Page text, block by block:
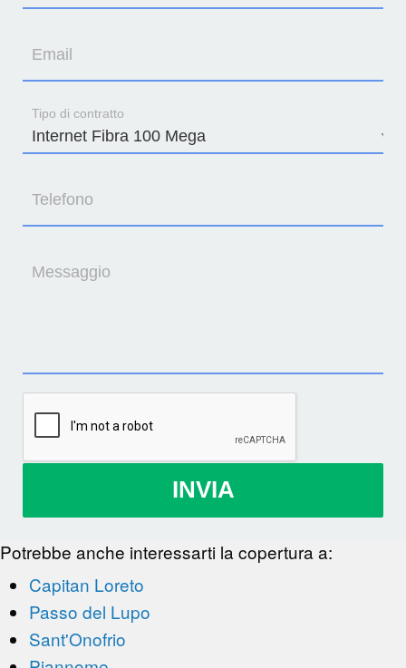
Email
Tipo di contratto
Telefono
Messaggio
INVIA
Potrebbe anche interessarti la copertura a:
Capitan Loreto
Passo del Lupo
Sant'Onofrio